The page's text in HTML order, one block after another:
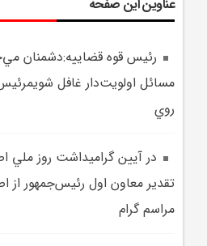
عناوین این صفحه
رئيس قوه قضاييه:دشمنان
مسائل اولويت‌دار غافل
روي
در آيين گراميداشت روز
تقدير معاون اول رئيس‌جمهور از
مراسم گرام